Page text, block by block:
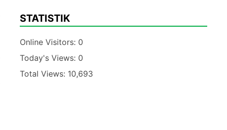
STATISTIK
Online Visitors: 0
Today's Views: 0
Total Views: 10,693